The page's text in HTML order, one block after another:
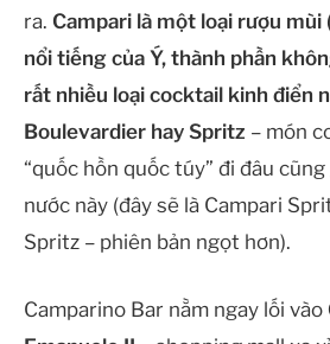
ra. Campari là một loại rượu mùi
nổi tiếng của Ý, thành phần
rất nhiều loại cocktail kinh điển
Boulevardier hay Spritz – món
“quốc hồn quốc túy” đi đâu
nước này (đây sẽ là Campari
Spritz – phiên bản ngọt hơn).
Camparino Bar nằm ngay lối vào